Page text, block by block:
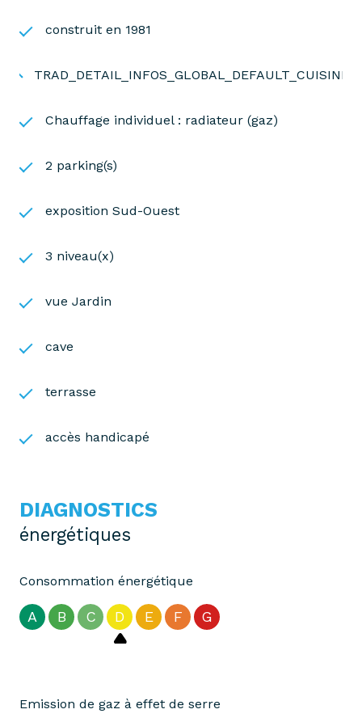
est exposé sont disponibles sur le site
construit en 1981
Chauffage individuel : radiateur (gaz)
2 parking(s)
exposition Sud-Ouest
3 niveau(x)
vue Jardin
cave
terrasse
accès handicapé
DIAGNOSTICS
énergétiques
Consommation énergétique
A B C D E F G
Emission de gaz à effet de serre